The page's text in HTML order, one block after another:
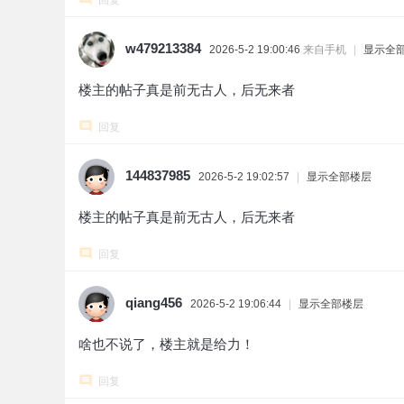
w479213384 2026-5-2 19:00:46 来自手机 显示全
楼主的帖子真是前无古人，后无来者
回复
144837985 2026-5-2 19:02:57 显示全部楼层
楼主的帖子真是前无古人，后无来者
回复
qiang456 2026-5-2 19:06:44 显示全部楼层
啥也不说了，楼主就是给力！
回复